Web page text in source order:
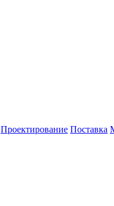
Проектирование Поставка